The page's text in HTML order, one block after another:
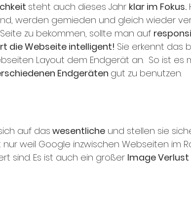
steht auch dieses Jahr klar im Fokus.
werden gemieden und gleich wieder
zu bekommen, sollte man auf
die Webseite intelligent! Sie erkennt das
Layout dem Endgerät an.  So ist es
Endgeräten gut zu benutzen.
auf das wesentliche und stellen sie
nur weil Google inzwischen Webseiten im
sind. Es ist auch ein großer Image Verlust